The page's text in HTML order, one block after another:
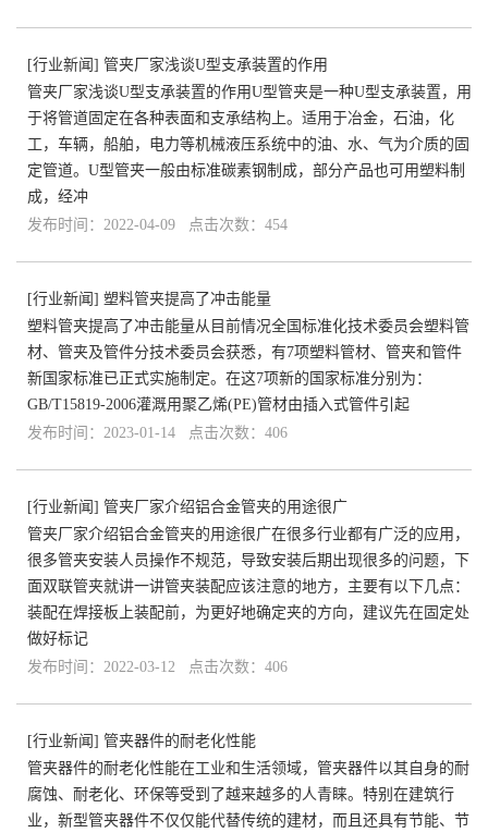
[行业新闻 ] 管夹厂家浅谈U型支承装置的作用
管夹厂家浅谈U型支承装置的作用U型管夹是一种U型支承装置，用
于将管道固定在各种表面和支承结构上。适用于冶金，石油，化
工，车辆，船舶，电力等机械液压系统中的油、水、气为介质的固
定管道。U型管夹一般由标准碳素钢制成，部分产品也可用塑料制
成，经冲
发布时间：2022-04-09 点击次数：454
[行业新闻 ] 塑料管夹提高了冲击能量
塑料管夹提高了冲击能量从目前情况全国标准化技术委员会塑料管
材、管夹及管件分技术委员会获悉，有7项塑料管材、管夹和管件
新国家标准已正式实施制定。在这7项新的国家标准分别为：
GB/T15819-2006灌溉用聚乙烯(PE)管材由插入式管件引起
发布时间：2023-01-14 点击次数：406
[行业新闻 ] 管夹厂家介绍铝合金管夹的用途很广
管夹厂家介绍铝合金管夹的用途很广在很多行业都有广泛的应用，
很多管夹安装人员操作不规范，导致安装后期出现很多的问题，下
面双联管夹就讲一讲管夹装配应该注意的地方，主要有以下几点：
装配在焊接板上装配前，为更好地确定夹的方向，建议先在固定处
做好标记
发布时间：2022-03-12 点击次数：406
[行业新闻 ] 管夹器件的耐老化性能
管夹器件的耐老化性能在工业和生活领域，管夹器件以其自身的耐
腐蚀、耐老化、环保等受到了越来越多的人青睐。特别在建筑行
业，新型管夹器件不仅仅能代替传统的建材，而且还具有节能、节